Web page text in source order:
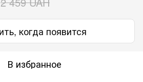
когда появится
В избранное